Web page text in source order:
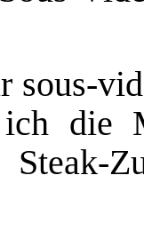
sous-
die
Steak-